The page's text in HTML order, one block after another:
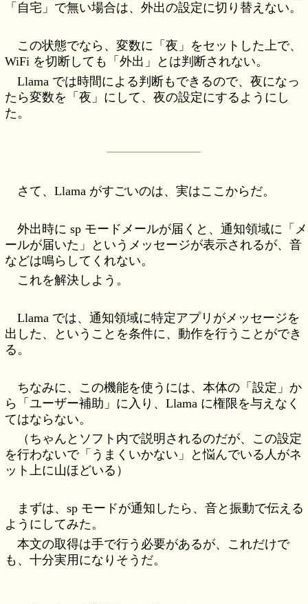
「自宅」で無い場合は、外出の設定に切り替えない。
この状態でなら、変数に「夜」をセットした上で、
WiFi を切断しても「外出」とは判断されない。
Llama では時間による判断もできるので、夜になっ
たら変数を「夜」にして、夜の設定にするようにし
た。
さて、Llama がすごいのは、実はここからだ。
外出時に sp モードメールが届くと、通知領域に「メ
ールが届いた」というメッセージが表示されるが、音
などは鳴らしてくれない。
これを解決しよう。
Llama では、通知領域に特定アプリがメッセージを
出した、ということを条件に、動作を行うことができ
る。
ちなみに、この機能を使うには、本体の「設定」か
ら「ユーザー補助」に入り、Llama に権限を与えなく
てはならない。
（ちゃんとソフト内で説明されるのだが、この設定
を行わないで「うまくいかない」と悩んでいる人がネ
ット上に山ほどいる）
まずは、sp モードが通知したら、音と振動で伝える
ようにしてみた。
本文の取得は手で行う必要があるが、これだけで
も、十分実用になりそうだ。